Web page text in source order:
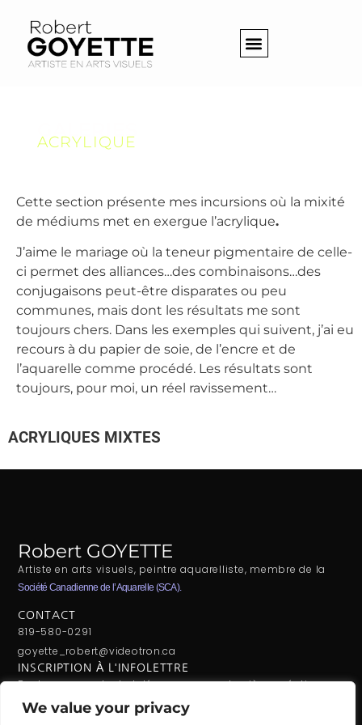
We value your privacy
GALERIES
ACRYLIQUE
Cette section présente mes incursions où la mixité
de médiums met en exergue l’acrylique.
J’aime le mariage où la teneur pigmentaire de celle-
ci permet des alliances…des combinaisons…des
conjugaisons peut-être disparates ou peu
communes, mais dont les résultats me sont
toujours chers. Dans les exemples qui suivent, j’ai eu
recours à du papier de soie, de l’encre et de
l’aquarelle comme procédé. Les résultats sont
toujours, pour moi, un réel ravissement…
ACRYLIQUES MIXTES
Robert GOYETTE
Artiste en arts visuels, peintre aquarelliste, membre de la
Société Canadienne de l’Aquarelle (SCA).
CONTACT
819-580-0291
goyette_robert@videotron.ca
INSCRIPTION À L'INFOLETTRE
Restons en contact et découvrez mes dernières créations
en primeur.